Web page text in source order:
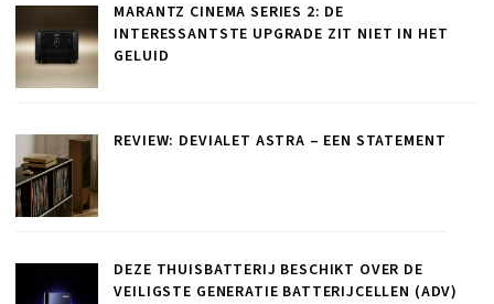
MARANTZ CINEMA SERIES 2: DE
INTERESSANTSTE UPGRADE ZIT NIET IN HET
GELUID
REVIEW: DEVIALET ASTRA – EEN STATEMENT
DEZE THUISBATTERIJ BESCHIKT OVER DE
VEILIGSTE GENERATIE BATTERIJCELLEN (ADV)